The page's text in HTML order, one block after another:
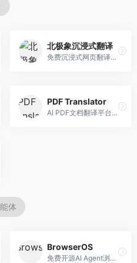
北极象沉浸式翻译
免费沉浸式网页翻译工具，专注于阅读体验。面向普通用户，提供网页双语翻译、文档翻译等服务，免费使用，翻译质量高。
PDF Translator
AI PDF文档翻译平台，专注于文档本地化。面向商务人士，提供PDF翻译、格式保留、批量处理等服务，文档翻译专业。
体
BrowserOS
免费开源AI Agent浏览器，专注于浏览器自动化。面向开发者，提供浏览器控制、任务自动化、API接口等服务，开源免费。